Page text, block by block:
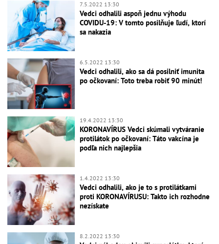
7.5.2022 13:30
Vedci odhalili aspoň jednu výhodu
COVIDU-19: V tomto posilňuje ľudí, ktorí
sa nakazia
6.5.2022 13:30
Vedci odhalili, ako sa dá posilniť imunita
po očkovaní: Toto treba robiť 90 minút!
19.4.2022 13:30
KORONAVÍRUS Vedci skúmali vytváranie
protilátok po očkovaní: Táto vakcína je
podľa nich najlepšia
1.4.2022 13:30
Vedci odhalili, ako je to s protilátkami
proti KORONAVÍRUSU: Takto ich rozhodne
nezískate
8.2.2022 13:30